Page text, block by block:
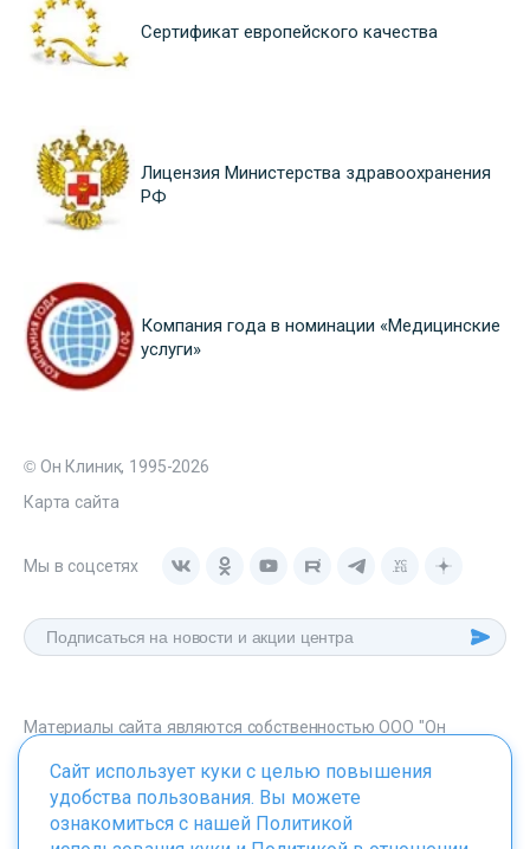
Сертификат европейского качества
Лицензия Министерства здравоохранения
РФ
Компания года в номинации «Медицинские
услуги»
© Он Клиник, 1995-2026
Карта сайта
Мы в соцсетях
Материалы сайта являются собственностью ООО "Он
onclinic.ru запрещено в соответствии со статьей 1259 ГК. РФ.
Сайт использует куки с целью повышения
удобства пользования. Вы можете
ознакомиться с нашей Политикой